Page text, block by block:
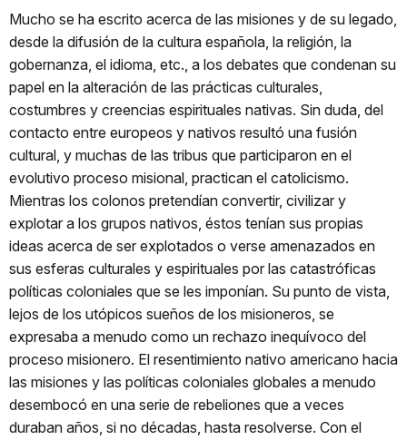
Mucho se ha escrito acerca de las misiones y de su legado,
desde la difusión de la cultura española, la religión, la
gobernanza, el idioma, etc., a los debates que condenan su
papel en la alteración de las prácticas culturales,
costumbres y creencias espirituales nativas. Sin duda, del
contacto entre europeos y nativos resultó una fusión
cultural, y muchas de las tribus que participaron en el
evolutivo proceso misional, practican el catolicismo.
Mientras los colonos pretendían convertir, civilizar y
explotar a los grupos nativos, éstos tenían sus propias
ideas acerca de ser explotados o verse amenazados en
sus esferas culturales y espirituales por las catastróficas
políticas coloniales que se les imponían. Su punto de vista,
lejos de los utópicos sueños de los misioneros, se
expresaba a menudo como un rechazo inequívoco del
proceso misionero. El resentimiento nativo americano hacia
las misiones y las políticas coloniales globales a menudo
desembocó en una serie de rebeliones que a veces
duraban años, si no décadas, hasta resolverse. Con el